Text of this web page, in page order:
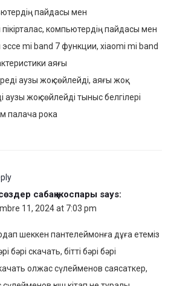
пайдасы мен
компьютердің пайдасы мен
mi band 7 функции, xiaomi mi band
аяғы
аузы жоқ сөйлейді, аяғы жоқ
аузы жоқ сөйлейді тыныс белгілері
палача рока
сабақ жоспары says:
11, 2024 at 7:03 pm
шеккен пантелеймонға дұға етеміз
бәрі скачать, бітті бәрі бәрі
олжас сүлейменов саясаткер,